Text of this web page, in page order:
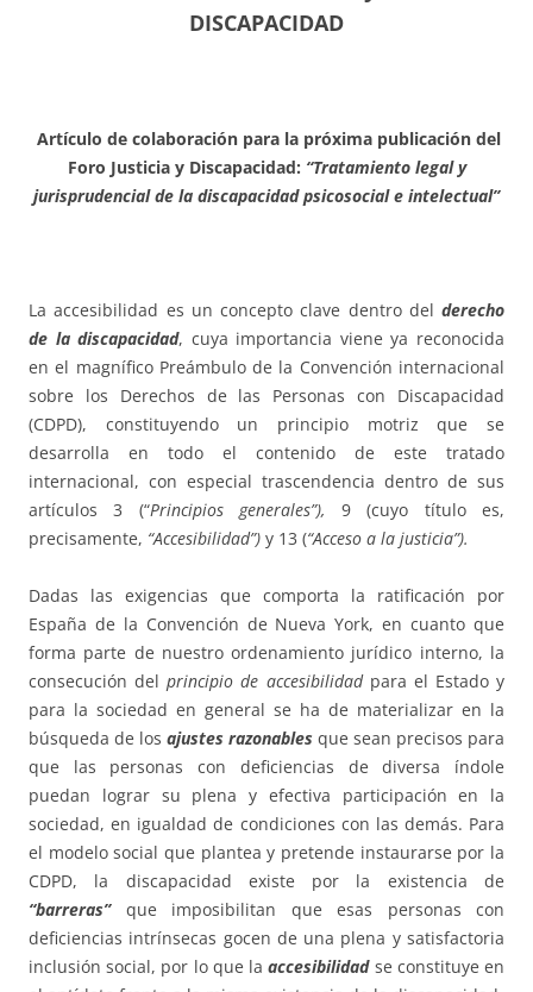
DISCAPACIDAD
Artículo de colaboración para la próxima publicación del
Foro Justicia y Discapacidad: “Tratamiento legal y
jurisprudencial de la discapacidad psicosocial e intelectual”
La accesibilidad es un concepto clave dentro del derecho
de la discapacidad, cuya importancia viene ya reconocida
en el magnífico Preámbulo de la Convención internacional
sobre los Derechos de las Personas con Discapacidad
(CDPD), constituyendo un principio motriz que se
desarrolla en todo el contenido de este tratado
internacional, con especial trascendencia dentro de sus
artículos 3 (“Principios generales”), 9 (cuyo título es,
precisamente, “Accesibilidad”) y 13 (“Acceso a la justicia”).
Dadas las exigencias que comporta la ratificación por
España de la Convención de Nueva York, en cuanto que
forma parte de nuestro ordenamiento jurídico interno, la
consecución delprincipio de accesibilidad para el Estado y
para la sociedad en general se ha de materializar en la
búsqueda de los ajustes razonables que sean precisos para
que las personas con deficiencias de diversa índole
puedan lograr su plena y efectiva participación en la
sociedad, en igualdad de condiciones con las demás. Para
el modelo social que plantea y pretende instaurarse por la
CDPD, la discapacidad existe por la existencia de
“barreras”que imposibilitan que esas personas con
deficiencias intrínsecas gocen de una plena y satisfactoria
inclusión social, por lo que laaccesibilidadse constituye en